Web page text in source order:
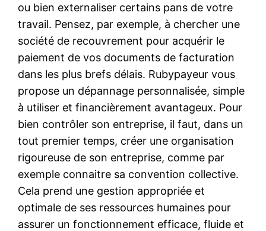
ou bien externaliser certains pans de votre
travail. Pensez, par exemple, à chercher une
société de recouvrement pour acquérir le
paiement de vos documents de facturation
dans les plus brefs délais. Rubypayeur vous
propose un dépannage personnalisée, simple
à utiliser et financièrement avantageux. Pour
bien contrôler son entreprise, il faut, dans un
tout premier temps, créer une organisation
rigoureuse de son entreprise, comme par
exemple connaitre sa convention collective.
Cela prend une gestion appropriée et
optimale de ses ressources humaines pour
assurer un fonctionnement efficace, fluide et